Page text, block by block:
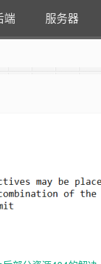
端 服务器